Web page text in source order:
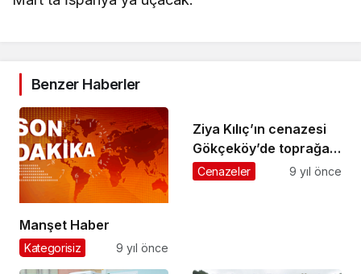
Benzer Haberler
Manşet Haber
Kategorisiz 9 yıl önce
Ziya Kılıç’ın cenazesi
Gökçeköy’de toprağa
verildi
Cenazeler 9 yıl önce